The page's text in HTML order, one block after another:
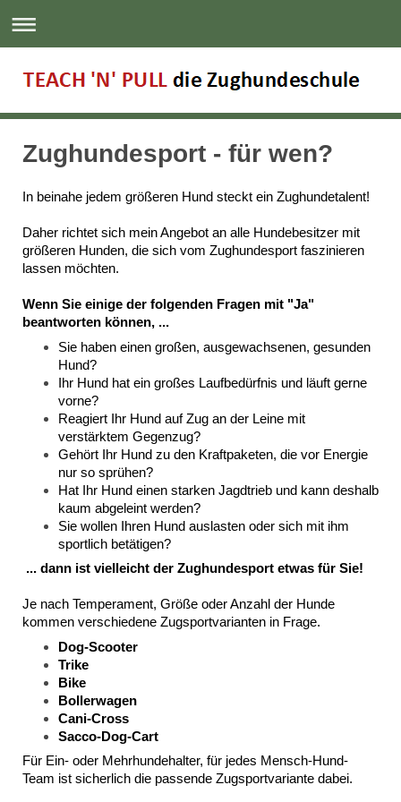
Zughundesport - für wen?
In beinahe jedem größeren Hund steckt ein Zughundetalent!
Daher richtet sich mein Angebot an alle Hundebesitzer mit
größeren Hunden, die sich vom Zughundesport faszinieren
lassen möchten.
Wenn Sie einige der folgenden Fragen mit "Ja"
beantworten können, ...
Sie haben einen großen, ausgewachsenen, gesunden
Hund?
Ihr Hund hat ein großes Laufbedürfnis und läuft gerne
vorne?
Reagiert Ihr Hund auf Zug an der Leine mit
verstärktem Gegenzug?
Gehört Ihr Hund zu den Kraftpaketen, die vor Energie
nur so sprühen?
Hat Ihr Hund einen starken Jagdtrieb und kann deshalb
kaum abgeleint werden?
Sie wollen Ihren Hund auslasten oder sich mit ihm
sportlich betätigen?
... dann ist vielleicht der Zughundesport etwas für Sie!
Je nach Temperament, Größe oder Anzahl der Hunde
kommen verschiedene Zugsportvarianten in Frage.
Dog-Scooter
Trike
Bike
Bollerwagen
Cani-Cross
Sacco-Dog-Cart
Für Ein- oder Mehrhundehalter, für jedes Mensch-Hund-
Team ist sicherlich die passende Zugsportvariante dabei.